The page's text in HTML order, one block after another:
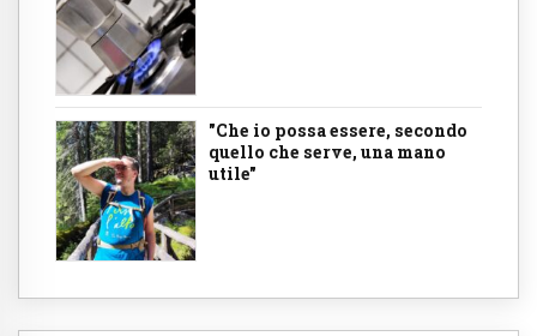
"Che io possa essere, secondo
quello che serve, una mano
utile"